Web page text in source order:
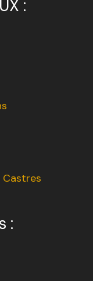
:
Castres
: